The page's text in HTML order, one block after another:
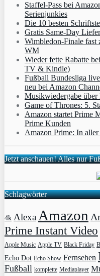
Staffel-Pass bei
Serienjunkies
Die 10 besten
Gratis Same-Day
Wimbledon-Finale fast
WM
Wieder fette Rabatte
TV & Kindle)
Fußball Bundesliga
neu bei Amazon
Musikwiedergabe
Game of Thrones: 5.
Amazon startet Prime
Prime Kunden
Amazon Prime: In
Jetzt anschauen! Alles nur
Schlagwörter
4k Alexa Amazon
Prime Instant Video
Apple Music Apple TV Black Friday
Echo Dot Echo Show Fernsehen
Fußball komplette Mediaplayer